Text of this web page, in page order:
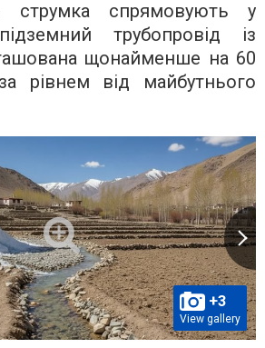
струмка спрямовують у
трубопровід із
щонайменше на 60
рівнем від майбутнього
+3
View gallery